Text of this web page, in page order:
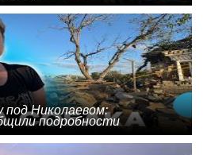
под Николаевом:
подробности